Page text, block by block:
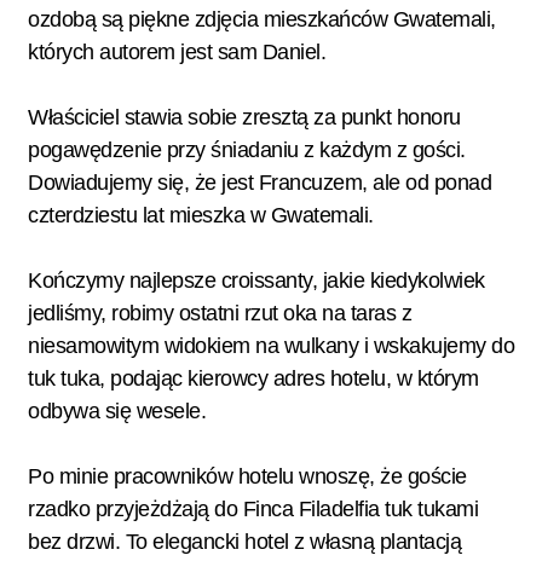
ozdobą są piękne zdjęcia mieszkańców Gwatemali,
których autorem jest sam Daniel.
Właściciel stawia sobie zresztą za punkt honoru
pogawędzenie przy śniadaniu z każdym z gości.
Dowiadujemy się, że jest Francuzem, ale od ponad
czterdziestu lat mieszka w Gwatemali.
Kończymy najlepsze croissanty, jakie kiedykolwiek
jedliśmy, robimy ostatni rzut oka na taras z
niesamowitym widokiem na wulkany i wskakujemy do
tuk tuka, podając kierowcy adres hotelu, w którym
odbywa się wesele.
Po minie pracowników hotelu wnoszę, że goście
rzadko przyjeżdżają do Finca Filadelfia tuk tukami
bez drzwi. To elegancki hotel z własną plantacją